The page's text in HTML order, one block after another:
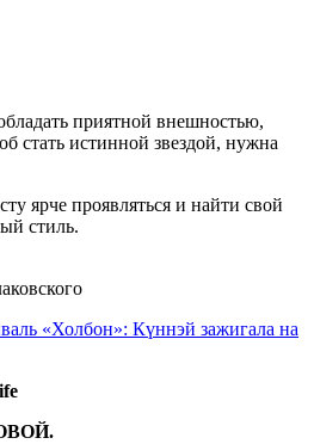
приятной внешностью,
стать истинной звездой, нужна
ярче проявляться и найти свой
стиль.
«Холбон»: Күннэй зажигала на